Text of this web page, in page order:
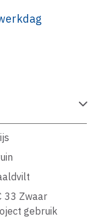
33 Zwaar
gebruik